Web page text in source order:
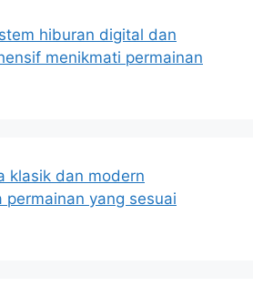
hiburan digital dan
menikmati permainan
klasik dan modern
permainan yang sesuai